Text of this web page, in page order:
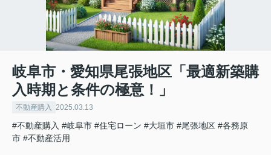
岐阜市・愛知県尾張地区「最適新築購
入時期と条件の極意！」
不動産購入 2025.03.13
#不動産購入 #岐阜市 #住宅ローン #大垣市 #尾張地区 #各務原
市 #不動産活用